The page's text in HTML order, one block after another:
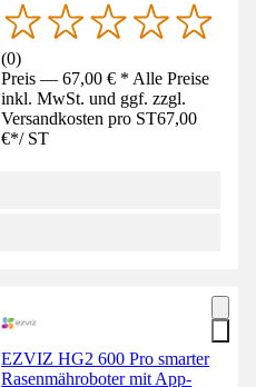
(0)
Preis — 67,00 € * Alle Preise
inkl. MwSt. und ggf. zzgl.
Versandkosten pro ST67,00
€*/ ST
EZVIZ HG2 600 Pro smarter
Rasenmähroboter mit App-